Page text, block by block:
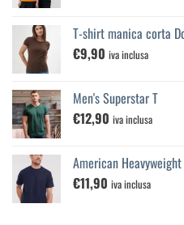
T-shirt manica corta
€9,90 iva inclusa
Men's Superstar T
€12,90 iva inclusa
American
€11,90 iva inclusa